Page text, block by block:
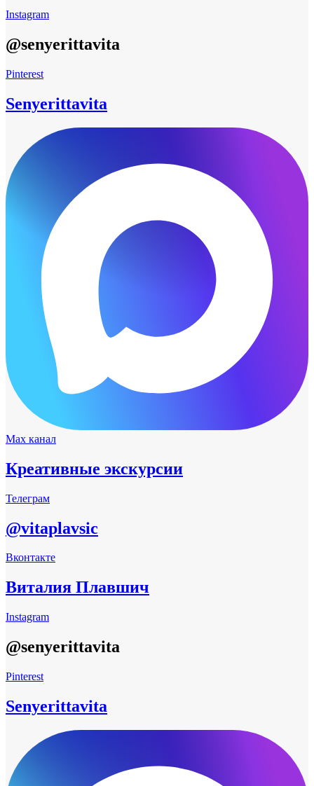
Instagram
@senyerittavita
Pinterest
Senyerittavita
Max канал
Креативные экскурсии
Телеграм
@vitaplavsic
Вконтакте
Виталия Плавшич
Instagram
@senyerittavita
Pinterest
Senyerittavita